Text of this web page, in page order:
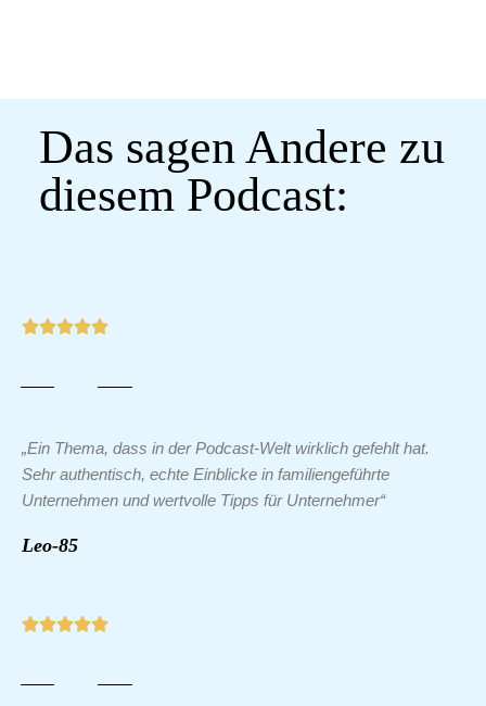
Das sagen Andere zu
diesem Podcast:
„Ein Thema, dass in der Podcast-Welt wirklich gefehlt hat.
Sehr authentisch, echte Einblicke in familiengeführte
Unternehmen und wertvolle Tipps für Unternehmer“
Leo-85